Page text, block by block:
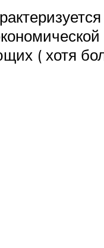
( хотя